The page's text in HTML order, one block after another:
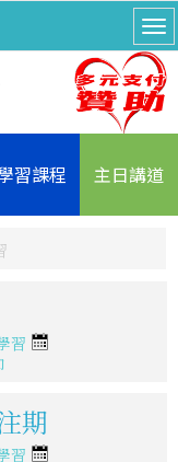
習課程 主日講道
習
期
習